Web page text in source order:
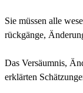
Sie müssen alle
rückgänge,
Das Versäumnis,
erklärten